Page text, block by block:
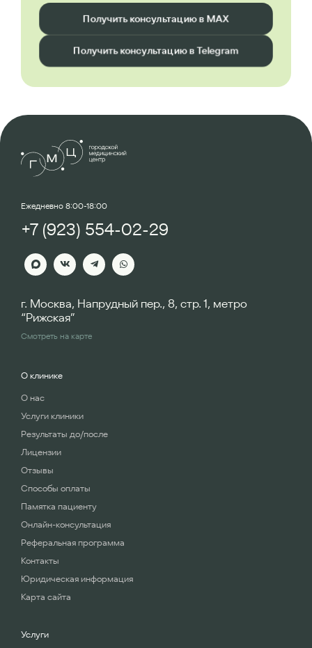
Получить консультацию в MAX
Получить консультацию в Telegram
Ежедневно 8:00-18:00
+7 (923) 554-02-29
г. Москва, Напрудный пер., 8, стр. 1, метро
“Рижская”
Смотреть на карте
О клинике
О нас
Услуги клиники
Результаты до/после
Лицензии
Отзывы
Способы оплаты
Памятка пациенту
Онлайн-консультация
Реферальная программа
Контакты
Юридическая информация
Карта сайта
Услуги